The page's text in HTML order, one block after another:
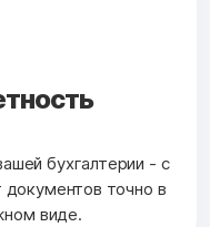
бухгалтерии - с
документов точно в
виде.